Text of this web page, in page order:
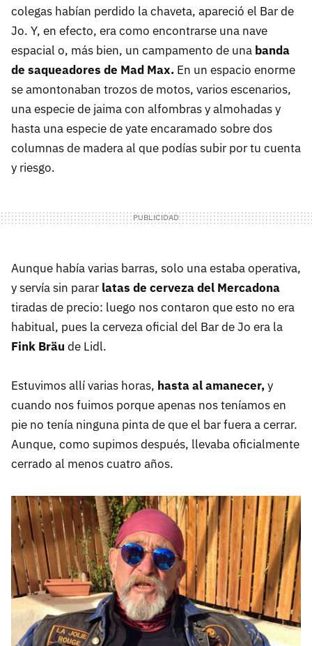
colegas habían perdido la chaveta, apareció el Bar de
Jo. Y, en efecto, era como encontrarse una nave
espacial o, más bien, un campamento de una banda
de saqueadores de Mad Max. En un espacio enorme
se amontonaban trozos de motos, varios escenarios,
una especie de jaima con alfombras y almohadas y
hasta una especie de yate encaramado sobre dos
columnas de madera al que podías subir por tu cuenta
y riesgo.
Aunque había varias barras, solo una estaba operativa,
y servía sin parar latas de cerveza del Mercadona
tiradas de precio: luego nos contaron que esto no era
habitual, pues la cerveza oficial del Bar de Jo era la
Fink Bräu de Lidl.
Estuvimos allí varias horas, hasta al amanecer,y
cuando nos fuimos porque apenas nos teníamos en
pie no tenía ninguna pinta de que el bar fuera a cerrar.
Aunque, como supimos después, llevaba oficialmente
cerrado al menos cuatro años.